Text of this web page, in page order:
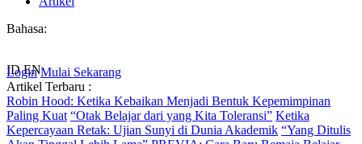
Bahasa:
ID EN
Login Mulai Sekarang
Artikel Terbaru :
Robin Hood: Ketika Kebaikan Menjadi Bentuk Kepemimpinan
Paling Kuat “Otak Belajar dari yang Kita Toleransi” Ketika
Kepercayaan Retak: Ujian Sunyi di Dunia Akademik “Yang Ditulis